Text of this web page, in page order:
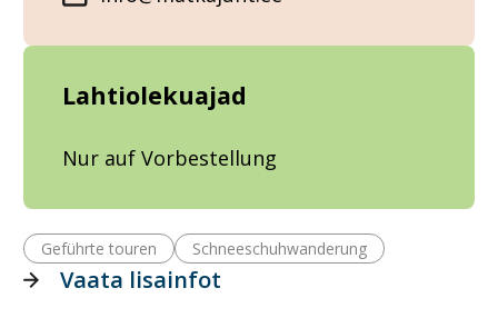
Lahtiolekuajad
Nur auf Vorbestellung
Geführte touren Schneeschuhwanderung
Vaata lisainfot